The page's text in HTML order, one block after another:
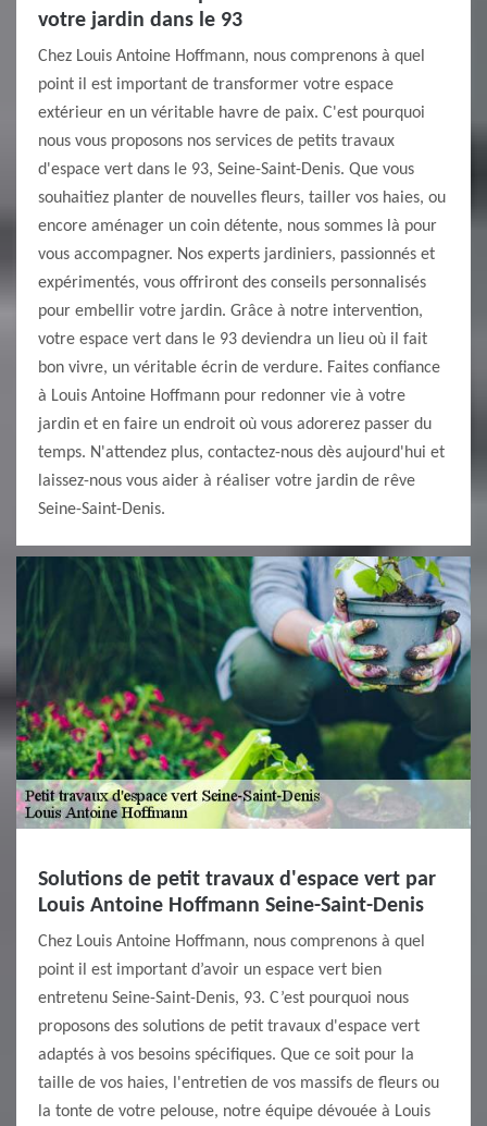
votre jardin dans le 93
Chez Louis Antoine Hoffmann, nous comprenons à quel
point il est important de transformer votre espace
extérieur en un véritable havre de paix. C'est pourquoi
nous vous proposons nos services de petits travaux
d'espace vert dans le 93, Seine-Saint-Denis. Que vous
souhaitiez planter de nouvelles fleurs, tailler vos haies, ou
encore aménager un coin détente, nous sommes là pour
vous accompagner. Nos experts jardiniers, passionnés et
expérimentés, vous offriront des conseils personnalisés
pour embellir votre jardin. Grâce à notre intervention,
votre espace vert dans le 93 deviendra un lieu où il fait
bon vivre, un véritable écrin de verdure. Faites confiance
à Louis Antoine Hoffmann pour redonner vie à votre
jardin et en faire un endroit où vous adorerez passer du
temps. N'attendez plus, contactez-nous dès aujourd'hui et
laissez-nous vous aider à réaliser votre jardin de rêve
Seine-Saint-Denis.
Solutions de petit travaux d'espace vert par
Louis Antoine Hoffmann Seine-Saint-Denis
Chez Louis Antoine Hoffmann, nous comprenons à quel
point il est important d’avoir un espace vert bien
entretenu Seine-Saint-Denis, 93. C’est pourquoi nous
proposons des solutions de petit travaux d'espace vert
adaptés à vos besoins spécifiques. Que ce soit pour la
taille de vos haies, l'entretien de vos massifs de fleurs ou
la tonte de votre pelouse, notre équipe dévouée à Louis